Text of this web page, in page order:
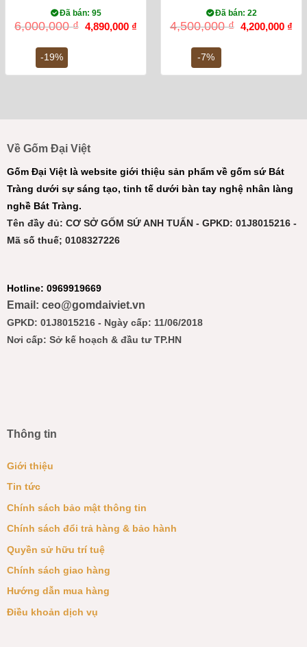
-19%
Đã bán: 95
6,000,000₫ Giá
gốc
4,890,000 ₫
4,890,000 ₫.
-7%
Đã bán: 22
4,500,000₫ Giá
gốc
4,200,000 ₫
Về Gốm Đại Việt
Gốm Đại Việt là website giới thiệu sản phẩm về gốm sứ Bát
Tràng dưới sự sáng tạo, tinh tế dưới bàn tay nghệ nhân làng
nghề Bát Tràng.
Tên đầy đủ: CƠ SỞ GỐM SỨ ANH TUẤN - GPKD: 01J8015216 -
Mã số thuế; 0108327226
Hotline: 0969919669
Email: ceo@gomdaiviet.vn
GPKD: 01J8015216 - Ngày cấp: 11/06/2018
Nơi cấp: Sở kế hoạch & đầu tư TP.HN
Thông tin
Giới thiệu
Tin tức
Chính sách bảo mật thông tin
Chính sách đổi trả hàng & bảo hành
Quyền sử hữu trí tuệ
Chính sách giao hàng
Hướng dẫn mua hàng
Điều khoản dịch vụ